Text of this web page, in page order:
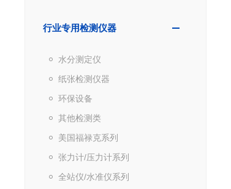
行业专用检测仪器
水分测定仪
纸张检测仪器
环保设备
其他检测类
美国福禄克系列
张力计/压力计系列
全站仪/水准仪系列